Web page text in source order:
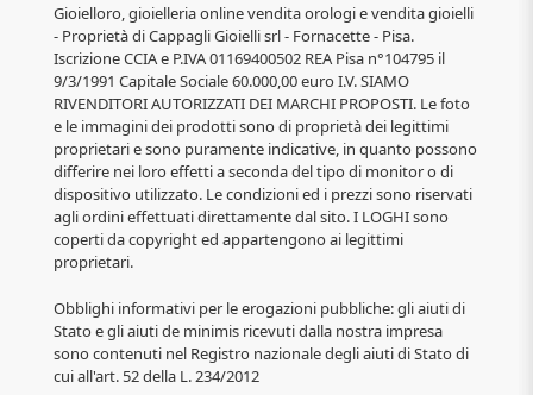
Gioielloro, gioielleria online vendita orologi e vendita gioielli
- Proprietà di Cappagli Gioielli srl - Fornacette - Pisa.
Iscrizione CCIA e P.IVA 01169400502 REA Pisa n°104795 il
9/3/1991 Capitale Sociale 60.000,00 euro I.V. SIAMO
RIVENDITORI AUTORIZZATI DEI MARCHI PROPOSTI. Le foto
e le immagini dei prodotti sono di proprietà dei legittimi
proprietari e sono puramente indicative, in quanto possono
differire nei loro effetti a seconda del tipo di monitor o di
dispositivo utilizzato. Le condizioni ed i prezzi sono riservati
agli ordini effettuati direttamente dal sito. I LOGHI sono
coperti da copyright ed appartengono ai legittimi
proprietari.
Obblighi informativi per le erogazioni pubbliche: gli aiuti di
Stato e gli aiuti de minimis ricevuti dalla nostra impresa
sono contenuti nel Registro nazionale degli aiuti di Stato di
cui all'art. 52 della L. 234/2012